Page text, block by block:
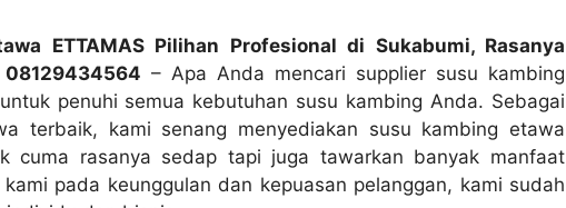
ETTAMAS Pilihan Profesional di Sukabumi, Rasanya
– Apa Anda mencari supplier susu kambing
penuhi semua kebutuhan susu kambing Anda. Sebagai
terbaik, kami senang menyediakan susu kambing etawa
cuma rasanya sedap tapi juga tawarkan banyak manfaat
pada keunggulan dan kepuasan pelanggan, kami sudah